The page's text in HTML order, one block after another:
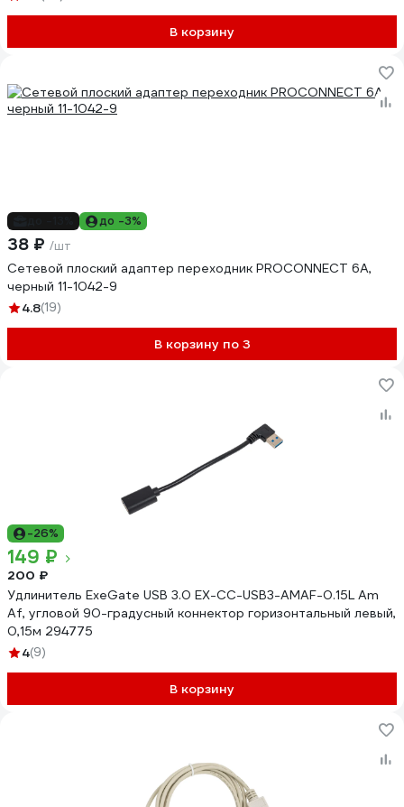
В корзину
до -3%
38 ₽ /шт
Сетевой плоский адаптер переходник PROCONNECT 6А,
черный 11-1042-9
4.8(19)
В корзину по 3
-26%
149 ₽
200 ₽
Удлинитель ExeGate USB 3.0 EX-CC-USB3-AMAF-0.15L Am
Af, угловой 90-градусный коннектор горизонтальный левый,
0,15м 294775
4(9)
В корзину